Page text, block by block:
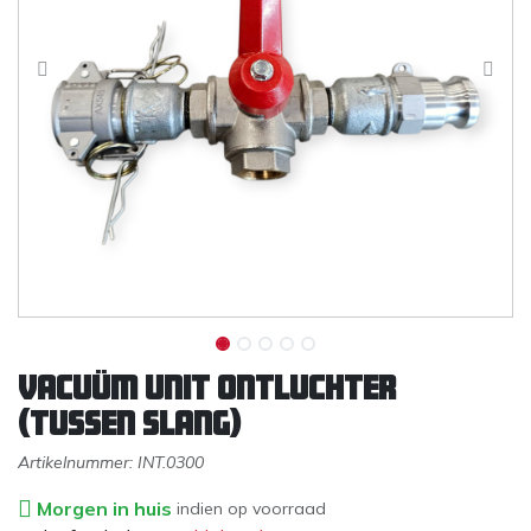
Vacuüm unit ontluchter
(tussen slang)
Artikelnummer: INT.0300
Morgen in huis indien op voorraad